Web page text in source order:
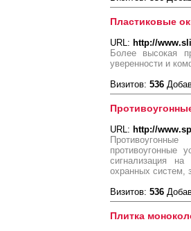
Пластиковые
URL: http://
Более высокая
уверенности и
Визитов: 536
URL: http://
противоугонные
сигнализация
охранных систем,
Визитов: 536
Плитка